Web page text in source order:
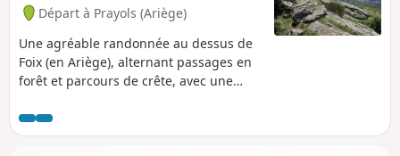
Départ à Prayols (Ariège)
Une agréable randonnée au dessus de
Foix (en Ariège), alternant passages en
forêt et parcours de crête, avec une
chaîne pyrénéenne au sud.